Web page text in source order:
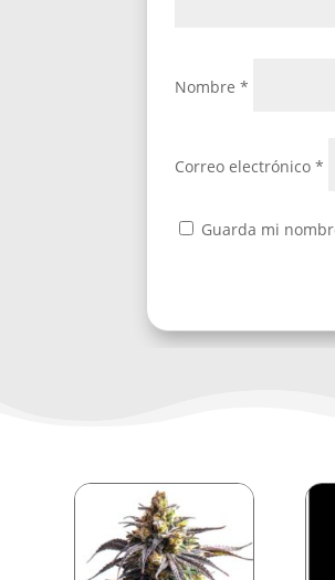
Nombre *
Correo electrónico *
Guarda mi